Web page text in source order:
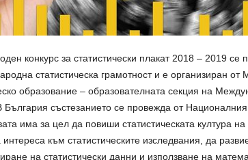
конкурс за статистически плакат 2018 – 2019 се
статистическа грамотност и е организиран
образование – образователната секция на
България състезанието се провежда от Националния
има за цел да повиши статистическата култура
интереса към статистическите изследвания, да
на статистически данни и използване на